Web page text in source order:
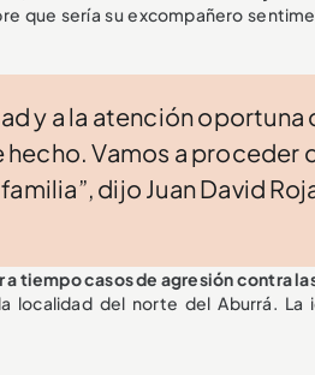
que sería su excompañero
y a la atención oportuna
Vamos a proceder
dijo Juan David
tiempo casos de agresión contra
localidad del norte del Aburrá.